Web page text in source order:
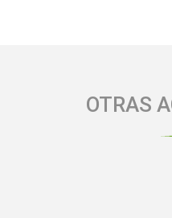
OTRAS